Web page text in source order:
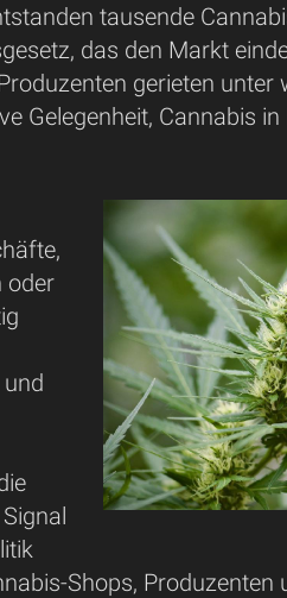
tausende
das den Markt
gerieten
Gelegenheit, Cannabis
oder
Shops,